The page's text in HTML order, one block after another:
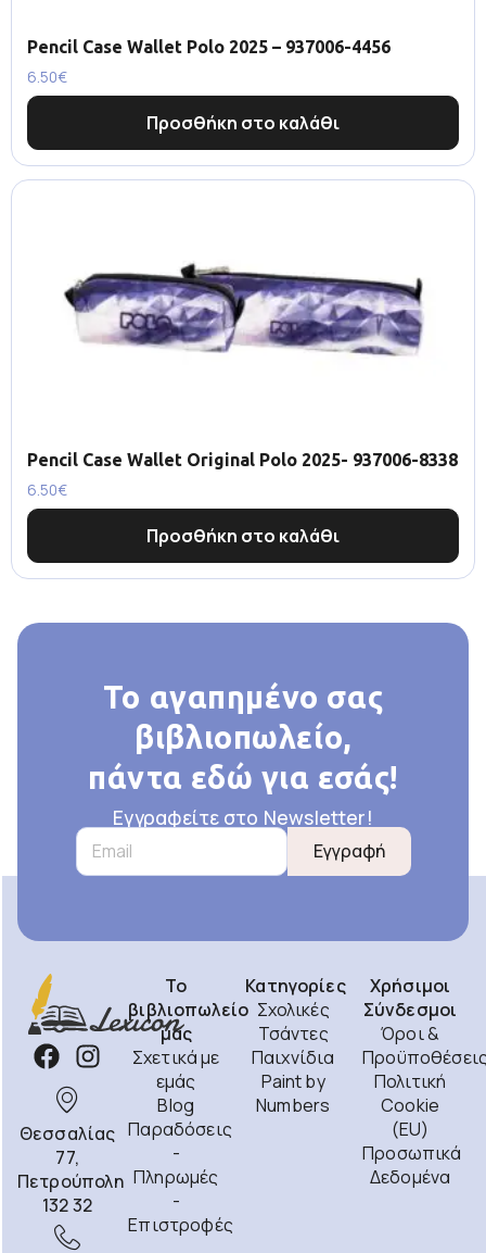
Pencil Case Wallet Polo 2025 – 937006-4456
6.50€
Προσθήκη στο καλάθι
Pencil Case Wallet Original Polo 2025- 937006-8338
6.50€
Προσθήκη στο καλάθι
Το αγαπημένο σας
βιβλιοπωλείο,
πάντα εδώ για εσάς!
Εγγραφείτε στο Newsletter!
Εγγραφή
Θεσσαλίας
77,
Πετρούπολη
132 32
Το
βιβλιοπωλείο
μας
Σχετικά με
εμάς
Blog
Παραδόσεις
-
Πληρωμές
-
Επιστροφές
Κατηγορίες
Σχολικές
Τσάντες
Παιχνίδια
Paint by
Numbers
Χρήσιμοι
Σύνδεσμοι
Όροι &
Πολιτική
Cookie
(EU)
Προσωπικά
Δεδομένα